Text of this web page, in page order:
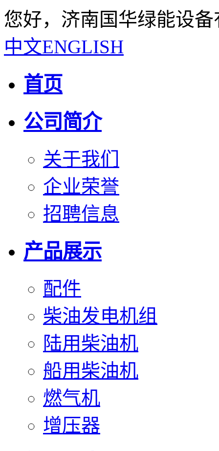
您好，济南国华绿能设
中文ENGLISH
首页
公司简介
关于我们
企业荣誉
招聘信息
产品展示
配件
柴油发电机组
陆用柴油机
船用柴油机
燃气机
增压器